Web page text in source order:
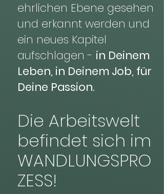
ehrlichen Ebene gesehen
und erkannt werden und
ein neues Kapitel
aufschlagen - in Deinem
Leben, in Deinem Job, für
Deine Passion.
​​Die Arbeitswelt
befindet sich im
WANDLUNGSPRO
ZESS!